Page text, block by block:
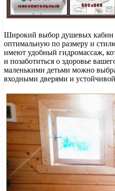
Широкий выбор душевых кабин
оптимальную по размеру и
имеют удобный гидромассаж,
и позаботиться о здоровье
маленькими детьми можно
входными дверями и